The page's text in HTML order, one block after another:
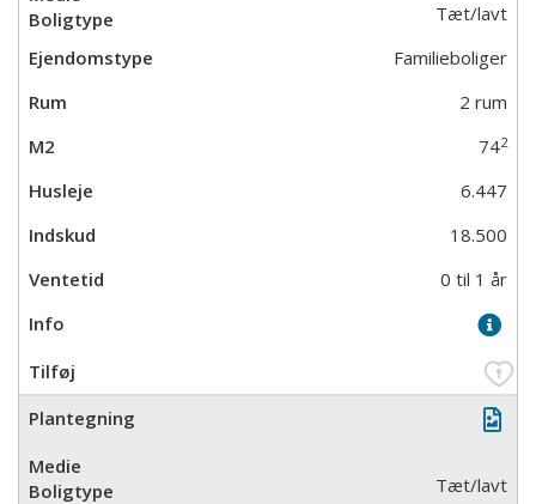
Tæt/lavt
Familieboliger
2 rum
742
6.447
18.500
0 til 1 år
Tæt/lavt